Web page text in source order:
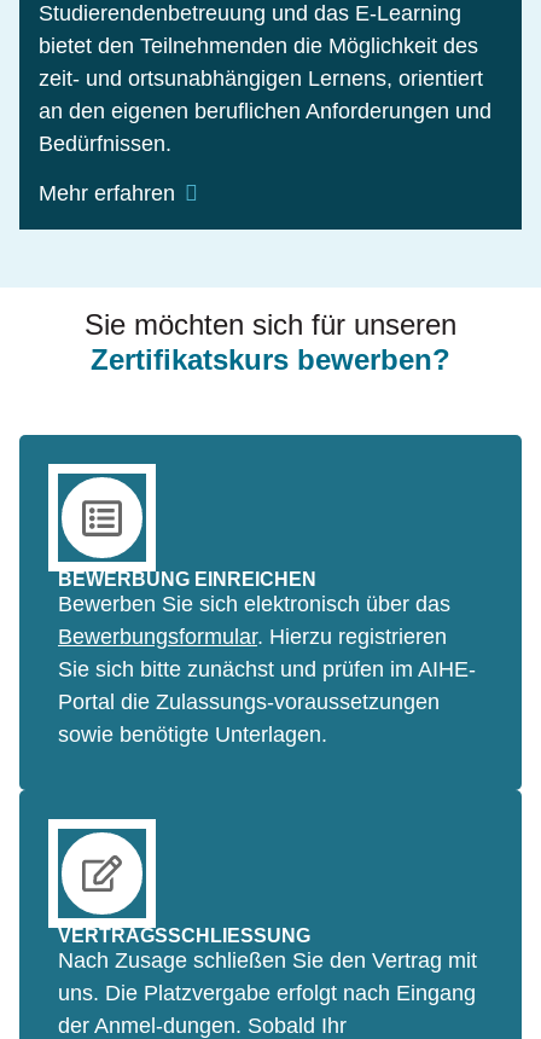
Studierendenbetreuung und das E-Learning
bietet den Teilnehmenden die Möglichkeit des
zeit- und ortsunabhängigen Lernens, orientiert
an den eigenen beruflichen Anforderungen und
Bedürfnissen.
Mehr erfahren
Der Einsatz moderner E-Learning-
sowie die anschauliche Darstellung abstrakter
Inhalte. Interaktive Online-Seminare im
virtuellen Raum fördern die Integration
ermöglicht flexible und netzwerkartig
aufgebaute Wissensvermittlung, welche optimal
nach individuellem Lernbedürfnis und –
fortschritt variiert und adaptiert werden kann.
Die Bereitstellung von Konserven sowie
sämtlichen Lernmaterials in elektronischer Form
erleichtert den Studierenden das
Wissensmanagement und das asynchrone
hinaus bedeutet dies eine einfachere sowie zeit-
und ortsunabhängige Dokumentation und
Wiederholung der Lehrinhalte.
Sie möchten sich für unseren
Zertifikatskurs bewerben?
BEWERBUNG EINREICHEN
Bewerben Sie sich elektronisch über das
Bewerbungsformular. Hierzu registrieren
Sie sich bitte zunächst und prüfen im AIHE-
Portal die Zulassungs-voraussetzungen
sowie benötigte Unterlagen.
VERTRAGSSCHLIESSUNG
Nach Zusage schließen Sie den Vertrag mit
uns. Die Platzvergabe erfolgt nach Eingang
der Anmel-dungen. Sobald Ihr